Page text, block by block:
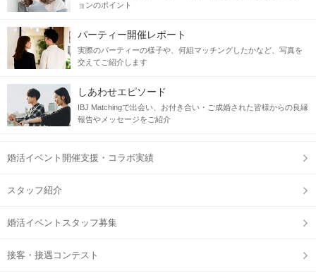
ョンのポイント
パーティー開催レポート
実際のパーティーの様子や、何組マッチングしたかなど、写真を
交えてご紹介します
しあわせエピソード
IBJ Matchingで出会い、お付き合い・ご成婚された皆様からの良縁
報告やメッセージをご紹介
婚活イベント開催支援・コラボ実績
スタッフ紹介
婚活イベントスタッフ募集
接客・接遇コンテスト